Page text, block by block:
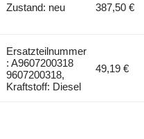
Zustand: neu 387,50 €
Ersatzteilnummer
: A9607200318
9607200318,
Kraftstoff: Diesel
49,19 €